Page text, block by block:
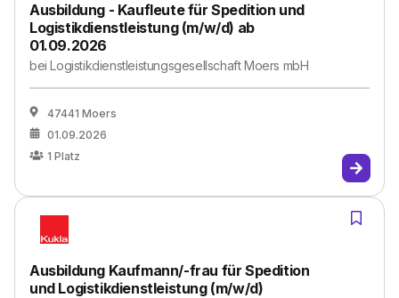
Ausbildung - Kaufleute für Spedition und
Logistikdienstleistung (m/w/d) ab
01.09.2026
beiLogistikdienstleistungsgesellschaft Moers mbH
47441 Moers
01.09.2026
1 Platz
Ausbildung Kaufmann/-frau für Spedition
und Logistikdienstleistung (m/w/d)